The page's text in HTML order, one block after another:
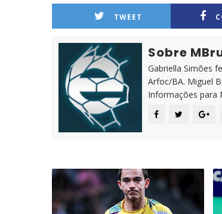
TWEET
Sobre
Gabriella Simões
Arfoc/BA. Miguel
Informações para